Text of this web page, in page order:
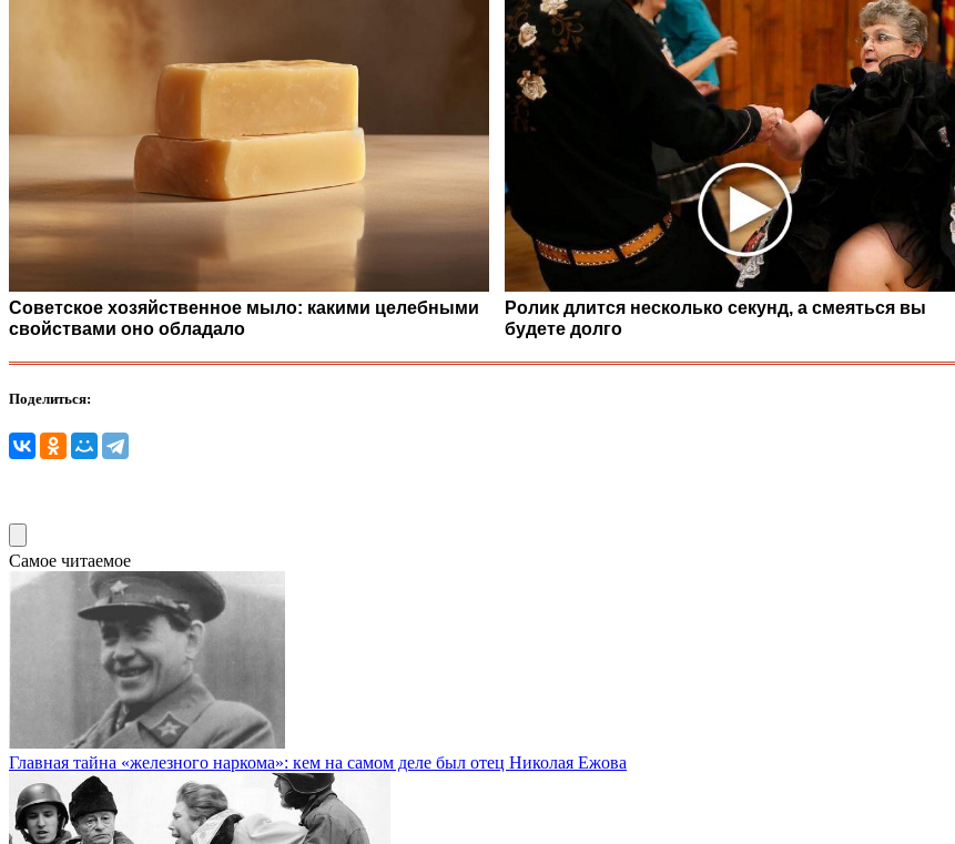
Советское хозяйственное мыло: какими целебными
свойствами оно обладало
Ролик длится несколько секунд, а смеяться вы
будете долго
Поделиться:
Самое читаемое
Главная тайна «железного наркома»: кем на самом деле был отец Николая Ежова